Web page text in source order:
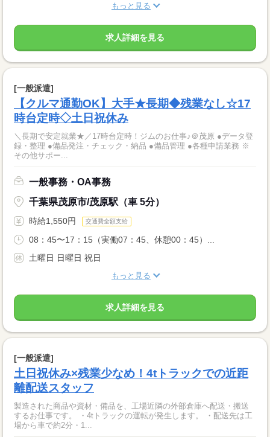
もっと見る
求人詳細を見る
[一般派遣]
【クルマ通勤OK】大手★長期◆残業なし☆17
時台定時◇土日祝休み
＼長期で安定就業★／17時台定時！ジムのお仕事♪＠茂原 ●データ登
録・整理 ●備品発注・チェック・納品 ●備品管理 ●各種申請業務 ※
その他サポー...
一般事務・OA事務
千葉県茂原市/茂原駅（車 5分）
時給1,550円 交通費全額支給
08：45〜17：15（実働07：45、休憩00：45）...
土曜日 日曜日 祝日
もっと見る
求人詳細を見る
[一般派遣]
土日祝休み×残業少なめ！4tトラックでの近距
離配送スタッフ
製造された商品や資材・備品を、工場近隣の外部倉庫へ配送・搬送
するお仕事です。 ・4tトラックの運転が発生します。 ・配送先は工
場から車で約2分・1...